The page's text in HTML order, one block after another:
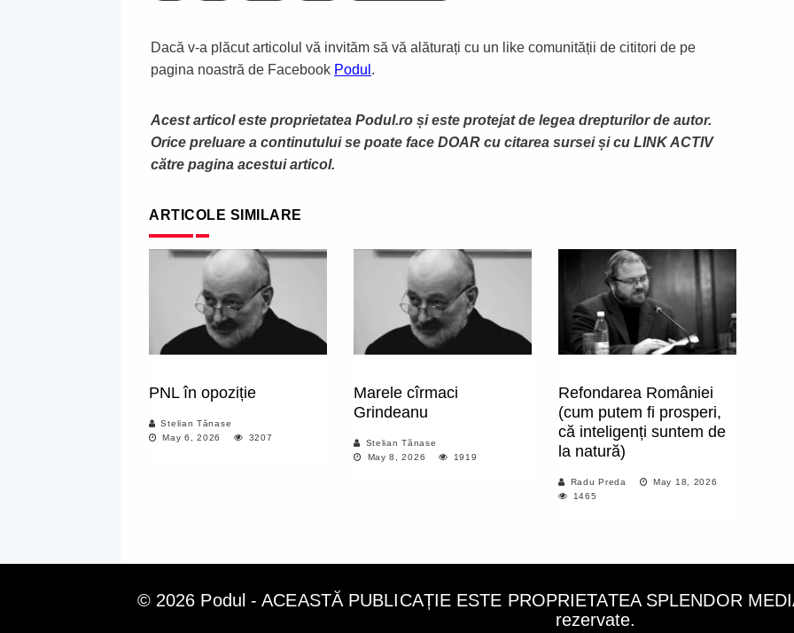
Dacă v-a plăcut articolul vă invităm să vă alăturați cu un like comunității de cititori de pe
pagina noastră de Facebook Podul .
Acest articol este proprietatea Podul.ro și este protejat de legea drepturilor de autor.
Orice preluare a continutului se poate face DOAR cu citarea sursei și cu LINK ACTIV
către pagina acestui articol.
ARTICOLE SIMILARE
PNL în opoziție
Stelian Tănase
May 6, 2026
3207
Marele cîrmaci
Grindeanu
Stelian Tănase
May 8, 2026
1919
Refondarea României
(cum putem fi prosperi,
că inteligenți suntem de
la natură)
Radu Preda
May 18, 2026
1465
© 2026 Podul - ACEASTĂ PUBLICAȚIE ESTE PROPRIETATEA SPLENDOR
rezervate.